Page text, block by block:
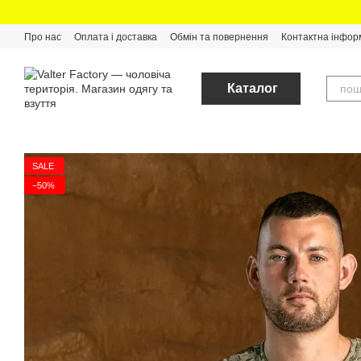
Про нас Оплата і доставка Обмін та повернення Контактна
Каталог
SALE
−50%